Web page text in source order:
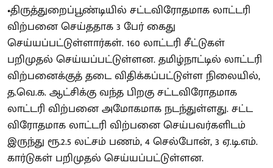
•திருத்துறைப்பூண்டியில் சட்டவிரோதமாக லாட்டரி
விற்பனை செய்ததாக 3 பேர் கைது
செய்யப்பட்டுள்ளார்கள். 160 லாட்டரி சீட்டுகள்
பறிமுதல் செய்யப்பட்டுள்ளன. தமிழ்நாட்டில் லாட்டரி
விற்பனைக்குத் தடை விதிக்கப்பட்டுள்ள நிலையில்,
த.வெ.க. ஆட்சிக்கு வந்த பிறகு சட்டவிரோதமாக
லாட்டரி விற்பனை அமோகமாக நடந்துள்ளது. சட்ட
விரோதமாக லாட்டரி விற்பனை செய்பவர்களிடம்
இருந்து ரூ.2.5 லட்சம் பணம், 4 செல்போன், 3 ஏ.டி.எம்.
கார்டுகள் பறிமுதல் செய்யப்பட்டுள்ளன.